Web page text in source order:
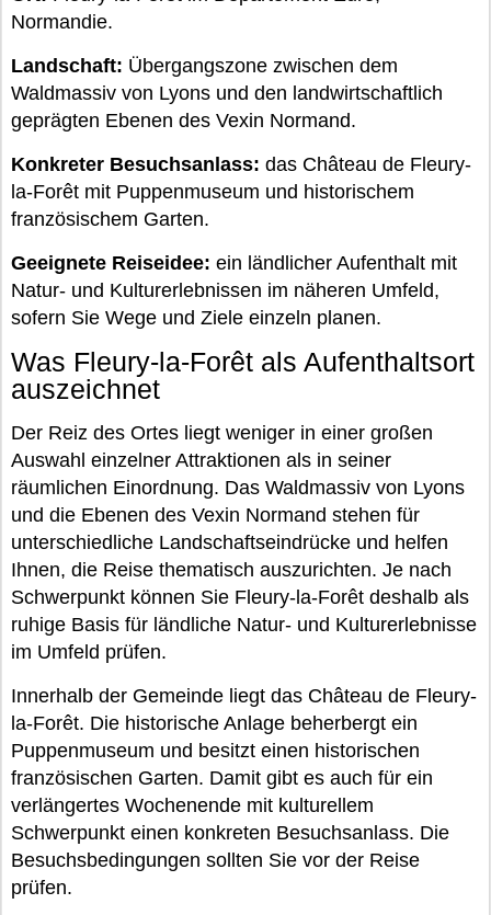
Normandie.
Landschaft: Übergangszone zwischen dem
Waldmassiv von Lyons und den landwirtschaftlich
geprägten Ebenen des Vexin Normand.
Konkreter Besuchsanlass: das Château de Fleury-
la-Forêt mit Puppenmuseum und historischem
französischem Garten.
Geeignete Reiseidee: ein ländlicher Aufenthalt mit
Natur- und Kulturerlebnissen im näheren Umfeld,
sofern Sie Wege und Ziele einzeln planen.
Was Fleury-la-Forêt als Aufenthaltsort
auszeichnet
Der Reiz des Ortes liegt weniger in einer großen
Auswahl einzelner Attraktionen als in seiner
räumlichen Einordnung. Das Waldmassiv von Lyons
und die Ebenen des Vexin Normand stehen für
unterschiedliche Landschaftseindrücke und helfen
Ihnen, die Reise thematisch auszurichten. Je nach
Schwerpunkt können Sie Fleury-la-Forêt deshalb als
ruhige Basis für ländliche Natur- und Kulturerlebnisse
im Umfeld prüfen.
Innerhalb der Gemeinde liegt das Château de Fleury-
la-Forêt. Die historische Anlage beherbergt ein
Puppenmuseum und besitzt einen historischen
französischen Garten. Damit gibt es auch für ein
verlängertes Wochenende mit kulturellem
Schwerpunkt einen konkreten Besuchsanlass. Die
Besuchsbedingungen sollten Sie vor der Reise
prüfen.